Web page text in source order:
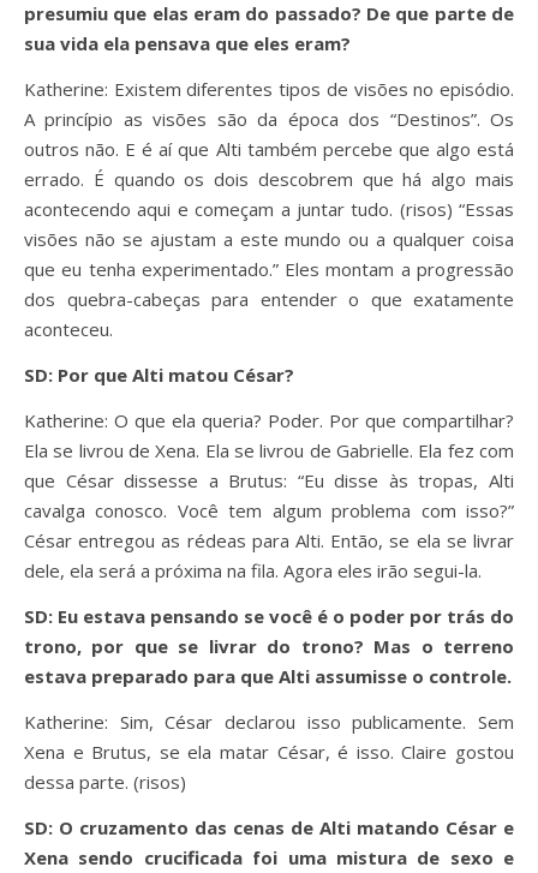
presumiu que elas eram do passado? De que parte de
sua vida ela pensava que eles eram?
Katherine: Existem diferentes tipos de visões no episódio.
A princípio as visões são da época dos “Destinos”. Os
outros não. E é aí que Alti também percebe que algo está
errado. É quando os dois descobrem que há algo mais
acontecendo aqui e começam a juntar tudo. (risos) “Essas
visões não se ajustam a este mundo ou a qualquer coisa
que eu tenha experimentado.” Eles montam a progressão
dos quebra-cabeças para entender o que exatamente
aconteceu.
SD: Por que Alti matou César?
Katherine: O que ela queria? Poder. Por que compartilhar?
Ela se livrou de Xena. Ela se livrou de Gabrielle. Ela fez com
que César dissesse a Brutus: “Eu disse às tropas, Alti
cavalga conosco. Você tem algum problema com isso?”
César entregou as rédeas para Alti. Então, se ela se livrar
dele, ela será a próxima na fila. Agora eles irão segui-la.
SD: Eu estava pensando se você é o poder por trás do
trono, por que se livrar do trono? Mas o terreno
estava preparado para que Alti assumisse o controle.
Katherine: Sim, César declarou isso publicamente. Sem
Xena e Brutus, se ela matar César, é isso. Claire gostou
dessa parte. (risos)
SD: O cruzamento das cenas de Alti matando César e
Xena sendo crucificada foi uma mistura de sexo e